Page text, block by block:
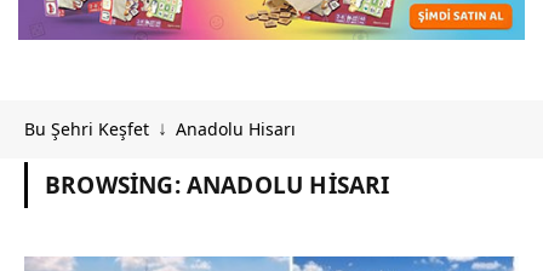
Bu Şehri Keşfet ↓ Anadolu Hisarı
BROWSING:ANADOLU HISARI